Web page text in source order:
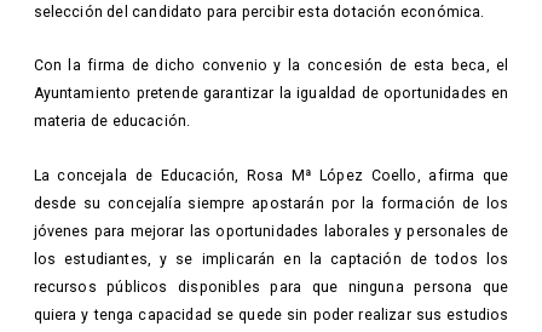
selección del candidato para percibir esta dotación económica.
Con la firma de dicho convenio y la concesión de esta beca, el
Ayuntamiento pretende garantizar la igualdad de oportunidades en
materia de educación.
La concejala de Educación, Rosa Mª López Coello, afirma que
desde su concejalía siempre apostarán por la formación de los
jóvenes para mejorar las oportunidades laborales y personales de
los estudiantes, y se implicarán en la captación de todos los
recursos públicos disponibles para que ninguna persona que
quiera y tenga capacidad se quede sin poder realizar sus estudios